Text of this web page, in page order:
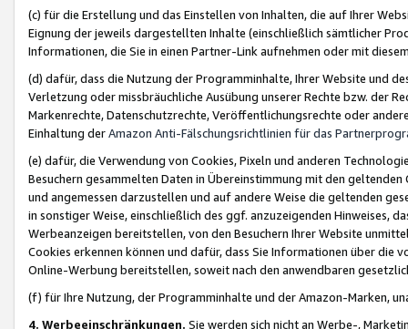
(c) für die Erstellung und das Einstellen von Inhalten, die auf Ihrer
Eignung der jeweils dargestellten Inhalte (einschließlich sämtlicher
Informationen, die Sie in einen Partner-Link aufnehmen oder mit
(d) dafür, dass die Nutzung der Programminhalte, Ihrer Website und
Verletzung oder missbräuchliche Ausübung unserer Rechte bzw. der
Markenrechte, Datenschutzrechte, Veröffentlichungsrechte oder
Einhaltung derAmazon Anti-Fälschungsrichtlinien für das
(e) dafür, die Verwendung von Cookies, Pixeln und anderen
Besuchern gesammelten Daten in Übereinstimmung mit den
und angemessen darzustellen und auf andere Weise die geltenden
in sonstiger Weise, einschließlich des ggf. anzuzeigenden Hinweises,
Werbeanzeigen bereitstellen, von den Besuchern Ihrer Website
Cookies erkennen können und dafür, dass Sie Informationen über die
Online-Werbung bereitstellen, soweit nach den anwendbaren
(f) für Ihre Nutzung, der Programminhalte und der Amazon-Marken,
4. Werbeeinschränkungen. Sie werden sich nicht an Werbe-,